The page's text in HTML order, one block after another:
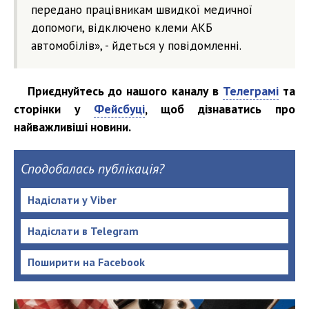
передано працівникам швидкої медичної
допомоги, відключено клеми АКБ
автомобілів», - йдеться у повідомленні.
Приєднуйтесь до нашого каналу в Телеграміта
сторінки у Фейсбуці, щоб дізнаватись про
найважливіші новини.
Сподобалась публікація?
Надіслати у Viber
Надіслати в Telegram
Поширити на Facebook